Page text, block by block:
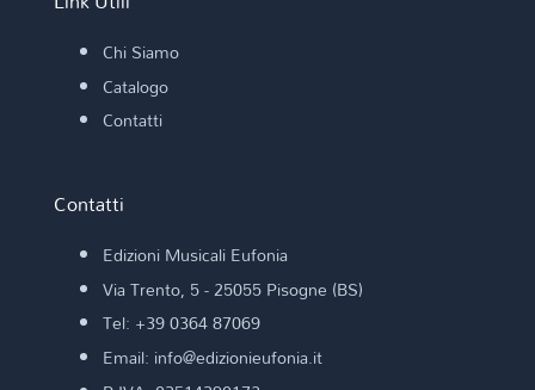
Chi Siamo
Catalogo
Contatti
Contatti
Edizioni Musicali Eufonia
Via Trento, 5 - 25055 Pisogne (BS)
Tel: +39 0364 87069
Email: info@edizionieufonia.it